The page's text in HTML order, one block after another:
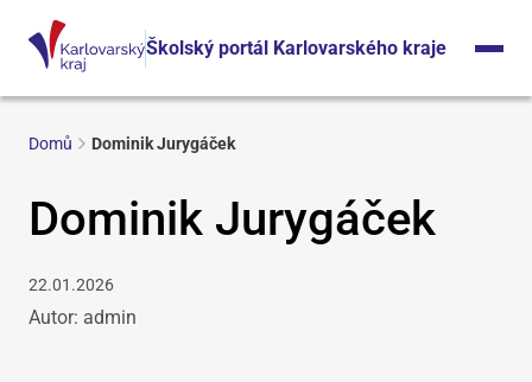
Školský portál Karlovarského kraje
Domů Dominik Jurygáček
Dominik Jurygáček
22.01.2026
Autor: admin